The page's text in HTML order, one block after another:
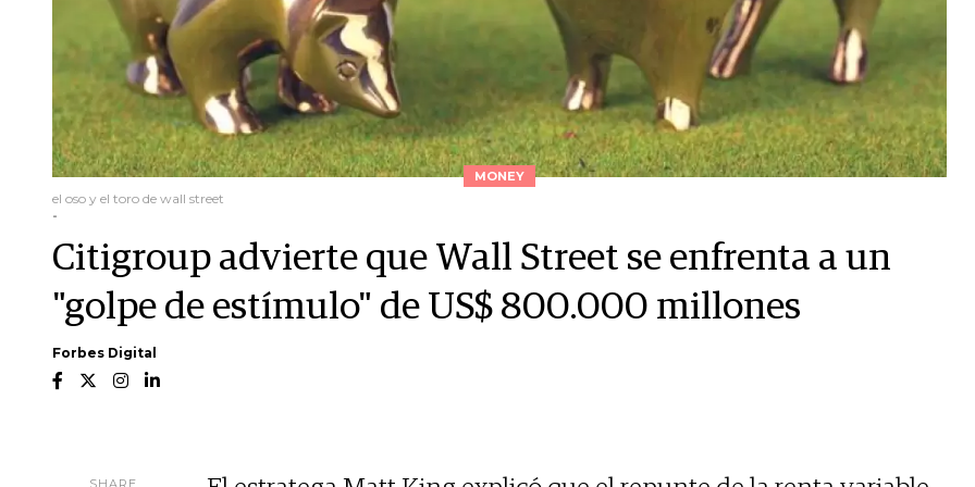
MONEY
el oso y el toro de wall street
-
Citigroup advierte que Wall Street se enfrenta a un
"golpe de estímulo" de US$ 800.000 millones
Forbes Digital